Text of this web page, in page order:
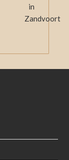
in
Zandvoort